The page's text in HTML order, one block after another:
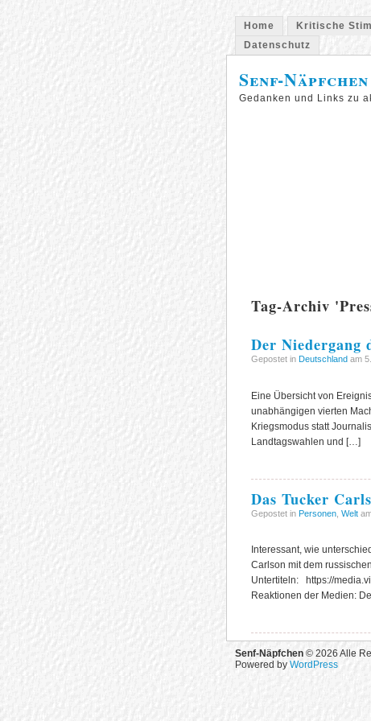
Home Kritische
Datenschutz
Senf-Näpfchen
Gedanken und Links zu
Tag-Archiv
Der Niedergang
Gepostet in Deutschland am
Eine Übersicht von
unabhängigen vierten
Kriegsmodus statt
Landtagswahlen und […]
Das Tucker
Gepostet in Personen Welt
Interessant, wie
Carlson mit dem
Untertiteln: https://
Reaktionen der Medien:
Senf-Näpfchen © 2026 Alle
Powered by WordPress